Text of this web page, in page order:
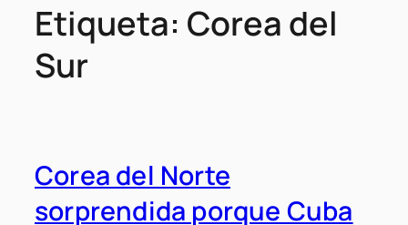
Etiqueta: Corea del
Sur
Corea del Norte
sorprendida porque Cuba